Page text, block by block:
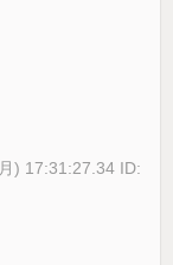
) 17:31:27.34 ID: